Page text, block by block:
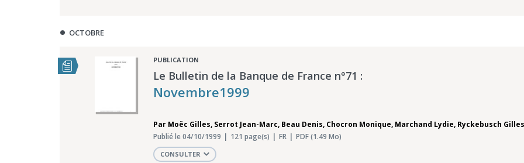
OCTOBRE
PUBLICATION
Le Bulletin de la Banque de France n°71 :
Novembre1999
Par Moëc Gilles, Serrot Jean-Marc, Beau Denis, Chocron Monique, Marchand Lydie, Ryckebusch Gilles
Publié le 04/10/1999
121 page(s) FR PDF (1.49 Mo)
CONSULTER